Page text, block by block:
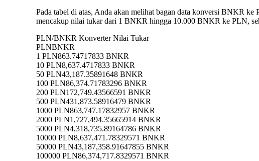
Pada tabel di atas, Anda akan melihat bagan data konversi BNKR
mencakup nilai tukar dari 1 BNKR hingga 10.000 BNKR ke PLN,
PLN/BNKR Konverter Nilai Tukar
PLNBNKR
1 PLN863.74717833 BNKR
10 PLN8,637.4717833 BNKR
50 PLN43,187.35891648 BNKR
100 PLN86,374.71783296 BNKR
200 PLN172,749.43566591 BNKR
500 PLN431,873.58916479 BNKR
1000 PLN863,747.17832957 BNKR
2000 PLN1,727,494.35665914 BNKR
5000 PLN4,318,735.89164786 BNKR
10000 PLN8,637,471.78329571 BNKR
50000 PLN43,187,358.91647855 BNKR
100000 PLN86,374,717.8329571 BNKR